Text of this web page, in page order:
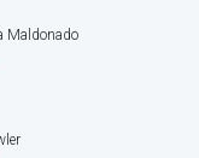
Maldonado